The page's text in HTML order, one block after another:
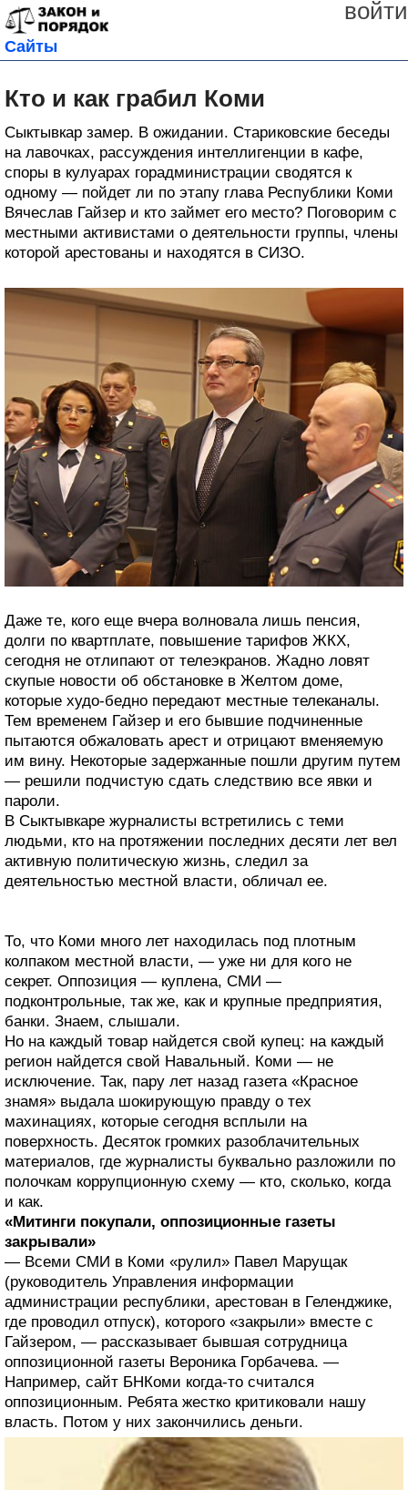
войти
Сайты
Кто и как грабил Коми
Сыктывкар замер. В ожидании. Стариковские беседы
на лавочках, рассуждения интеллигенции в кафе,
споры в кулуарах горадминистрации сводятся к
одному — пойдет ли по этапу глава Республики Коми
Вячеслав Гайзер и кто займет его место? Поговорим с
местными активистами о деятельности группы, члены
которой арестованы и находятся в СИЗО.
Даже те, кого еще вчера волновала лишь пенсия,
долги по квартплате, повышение тарифов ЖКХ,
сегодня не отлипают от телеэкранов. Жадно ловят
скупые новости об обстановке в Желтом доме,
которые худо-бедно передают местные телеканалы.
Тем временем Гайзер и его бывшие подчиненные
пытаются обжаловать арест и отрицают вменяемую
им вину. Некоторые задержанные пошли другим путем
— решили подчистую сдать следствию все явки и
пароли.
В Сыктывкаре журналисты встретились с теми
людьми, кто на протяжении последних десяти лет вел
активную политическую жизнь, следил за
деятельностью местной власти, обличал ее.
То, что Коми много лет находилась под плотным
колпаком местной власти, — уже ни для кого не
секрет. Оппозиция — куплена, СМИ —
подконтрольные, так же, как и крупные предприятия,
банки. Знаем, слышали.
Но на каждый товар найдется свой купец: на каждый
регион найдется свой Навальный. Коми — не
исключение. Так, пару лет назад газета «Красное
знамя» выдала шокирующую правду о тех
махинациях, которые сегодня всплыли на
поверхность. Десяток громких разоблачительных
материалов, где журналисты буквально разложили по
полочкам коррупционную схему — кто, сколько, когда
и как.
«Митинги покупали, оппозиционные газеты
закрывали»
— Всеми СМИ в Коми «рулил» Павел Марущак
(руководитель Управления информации
администрации республики, арестован в Геленджике,
где проводил отпуск), которого «закрыли» вместе с
Гайзером, — рассказывает бывшая сотрудница
оппозиционной газеты Вероника Горбачева. —
Например, сайт БНКоми когда-то считался
оппозиционным. Ребята жестко критиковали нашу
власть. Потом у них закончились деньги.